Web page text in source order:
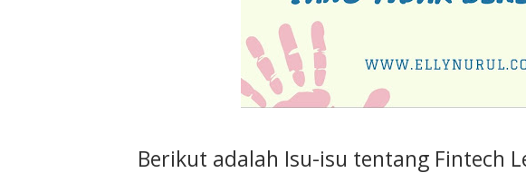
Berikut adalah Isu-isu tentang Fintech